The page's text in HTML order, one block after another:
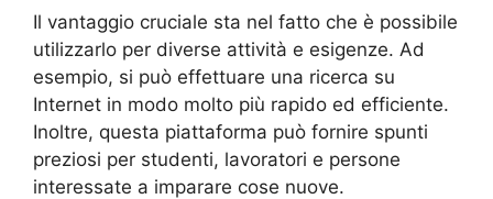
Il vantaggio cruciale sta nel fatto che è possibile
utilizzarlo per diverse attività e esigenze. Ad
esempio, si può effettuare una ricerca su
Internet in modo molto più rapido ed efficiente.
Inoltre, questa piattaforma può fornire spunti
preziosi per studenti, lavoratori e persone
interessate a imparare cose nuove.